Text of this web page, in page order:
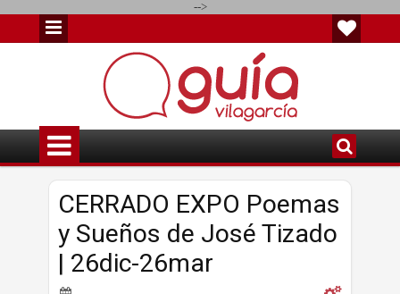
-->
CERRADO EXPO Poemas
y Sueños de José Tizado
| 26dic-26mar